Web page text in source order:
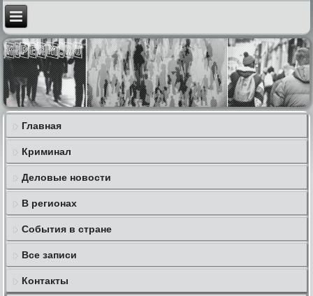
Главная
Криминал
Деловые новости
В регионах
События в стране
Все записи
Контакты